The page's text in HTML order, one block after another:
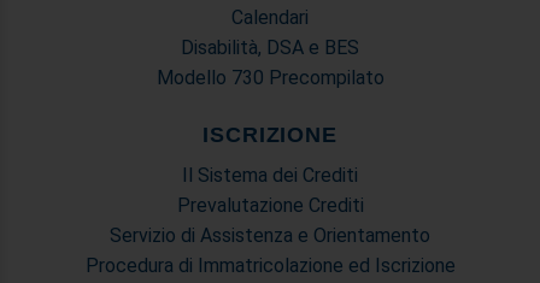
Calendari
Disabilità, DSA e BES
Modello 730 Precompilato
ISCRIZIONE
Il Sistema dei Crediti
Prevalutazione Crediti
Servizio di Assistenza e Orientamento
Procedura di Immatricolazione ed Iscrizione